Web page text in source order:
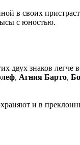
в своих
с юностью.
двух знаков
, Агния Барто,
и в